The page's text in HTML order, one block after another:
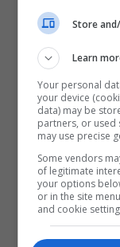
Organizata
Bordi I Up-Së
Store
Learn
Your personal
your device
data) may be
partners, or used
may use precise
Some vendors
of legitimate
your options
or in the site
and cookie